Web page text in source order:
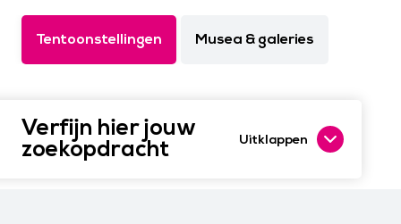
Tentoonstellingen Musea & galeries
Verfijn hier jouw
zoekopdracht Uitklappen